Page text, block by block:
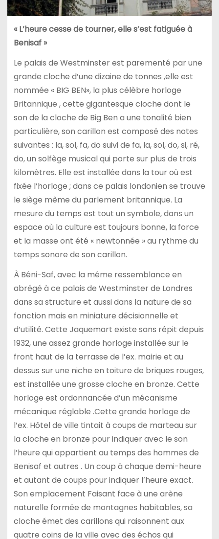
« L’heure cesse de tourner, elle s’est fatiguée à
Benisaf »
Le palais de Westminster est parementé par une
grande cloche d’une dizaine de tonnes ,elle est
nommée « BIG BEN», la plus célèbre horloge
Britannique , cette gigantesque cloche dont le
son de la cloche de Big Ben a une tonalité bien
particulière, son carillon est composé des notes
suivantes : la, sol, fa, do suivi de fa, la, sol, do, si, ré,
do, un solfège musical qui porte sur plus de trois
kilomètres. Elle est installée dans la tour où est
fixée l’horloge ; dans ce palais londonien se trouve
le siège même du parlement britannique. La
mesure du temps est tout un symbole, dans un
espace où la culture est toujours bonne, la force
et la masse ont été « newtonnée » au rythme du
temps sonore de son carillon.
À Béni-Saf, avec la même ressemblance en
abrégé à ce palais de Westminster de Londres
dans sa structure et aussi dans la nature de sa
fonction mais en miniature décisionnelle et
d’utilité. Cette Jaquemart existe sans répit depuis
1932, une assez grande horloge installée sur le
front haut de la terrasse de l’ex. mairie et au
dessus sur une niche en toiture de briques rouges,
est installée une grosse cloche en bronze. Cette
horloge est ordonnancée d’un mécanisme
mécanique réglable .Cette grande horloge de
l’ex. Hôtel de ville tintait à coups de marteau sur
la cloche en bronze pour indiquer avec le son
l’heure qui appartient au temps des hommes de
Benisaf et autres . Un coup à chaque demi-heure
et autant de coups pour indiquer l’heure exact.
Son emplacement Faisant face à une arène
naturelle formée de montagnes habitables, sa
cloche émet des carillons qui raisonnent aux
quatre coins de la ville avec des échos qui